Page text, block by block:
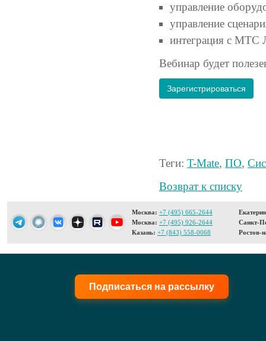
управление
управление
интеграция с МТС
Вебинар будет
Зарегистрироваться
Теги: T-Mate, ПО,
Возврат к списку
Москва: +7 (495) 665-2644
Москва: +7 (495) 926-2644
Казань: +7 (843) 558-0068
Санкт-
Ростов-
Подписаться на рассылку